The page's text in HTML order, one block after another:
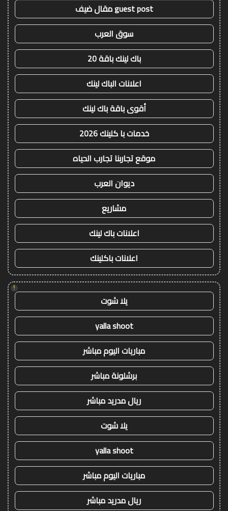
guest post مقال ضيف
سوق العرب
باك لينك باقة 20
اعلانات الباك لينك
أقوى باقة باك لينك
خدمات با كلينك 2026
موقع تجاربنا تجارب الحياه
ديوان العرب
مشاريع
اعلانات باك لينك
اعلانات باكلينك
!
يلا شوت
yalla shoot
مباريات اليوم مباشر
برشلونة مباشر
ريال مدريد مباشر
يلا شوت
yalla shoot
مباريات اليوم مباشر
ريال مدريد مباشر